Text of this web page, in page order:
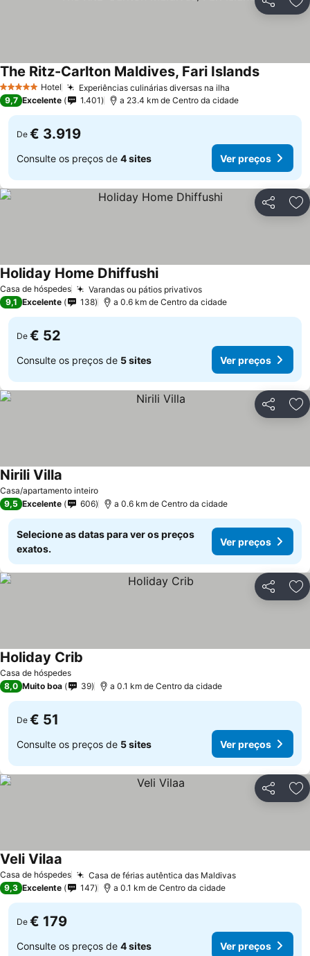
Partilhar
5 Estrelas Hotel Experiências culinárias diversas na ilha
The Ritz-Carlton Maldives, Fari IslandsVer
9,7 Excelente 1.401 a 23.4 km de Centro da cidade
De € 3.919
Consulte os preços de 4 sites Ver preços
Partilhar
Casa de hóspedes Varandas ou pátios privativosVer preços
Holiday Home DhiffushiVer preços
9,1 Excelente 138 a 0.6 km de Centro da cidade
De € 52
Consulte os preços de 5 sites Ver preços
Partilhar
Casa/apartamento inteiro
Nirili Villa
9,5 Excelente 606 a 0.6 km de Centro da cidade
Selecione as datas para ver os preços
exatos.
Ver preços
Partilhar
Casa de hóspedes
Holiday Crib
8,0 Muito boa 39 a 0.1 km de Centro da cidade
De € 51
Consulte os preços de 5 sites Ver preços
Partilhar
Casa de hóspedes Casa de férias autêntica das MaldivasVer preços
Veli Vilaa
9,3 Excelente 147 a 0.1 km de Centro da cidade
De € 179
Consulte os preços de 4 sites Ver preços